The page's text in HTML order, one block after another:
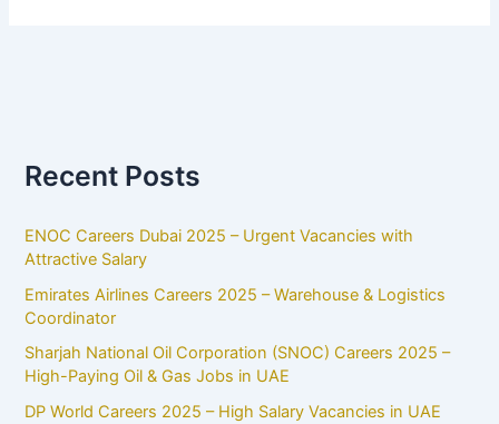
Recent Posts
ENOC Careers Dubai 2025 – Urgent Vacancies with
Attractive Salary
Emirates Airlines Careers 2025 – Warehouse & Logistics
Coordinator
Sharjah National Oil Corporation (SNOC) Careers 2025 –
High-Paying Oil & Gas Jobs in UAE
DP World Careers 2025 – High Salary Vacancies in UAE